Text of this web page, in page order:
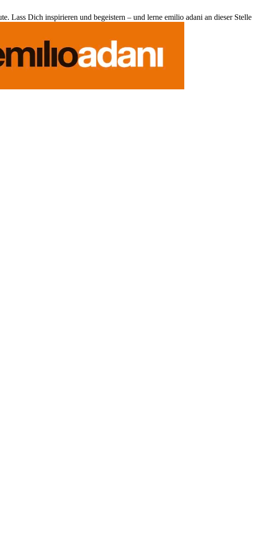
Lass Dich inspirieren und begeistern – und lerne emilio adani an dieser Stelle